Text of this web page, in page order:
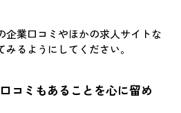
企業口コミやほかの求人サイトな
るようにしてください。
コミもあることを心に留め